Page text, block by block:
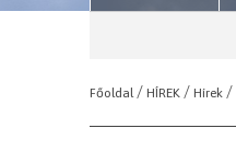
Főoldal / HÍREK / Hírek /